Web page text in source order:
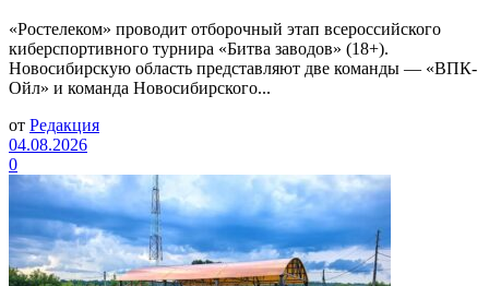
«Ростелеком» проводит отборочный этап всероссийского
киберспортивного турнира «Битва заводов» (18+).
Новосибирскую область представляют две команды — «ВПК-
Ойл» и команда Новосибирского...
от Редакция
04.08.2026
0